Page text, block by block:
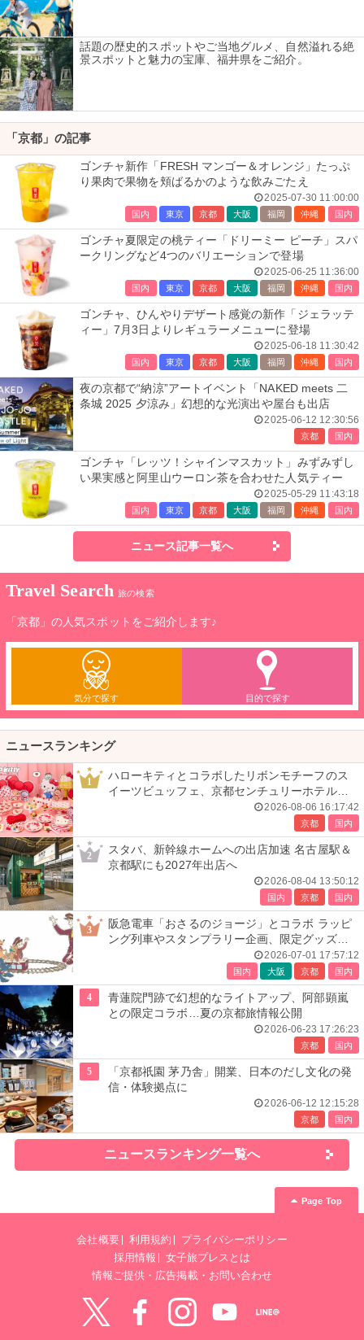
話題の歴史的スポットやご当地グルメ、自然溢れる絶
景スポットと魅力の宝庫、福井県をご紹介。
「京都」の記事
ゴンチャ新作「FRESH マンゴー＆オレンジ」たっぷ
り果肉で果物を頬ばるかのような飲みごたえ
2025-07-30 11:00:00
国内 東京 京都 大阪 福岡 沖縄 国内
ゴンチャ夏限定の桃ティー「ドリーミー ピーチ」スパ
ークリングなど4つのバリエーションで登場
2025-06-25 11:36:00
国内 東京 京都 大阪 福岡 沖縄 国内
ゴンチャ、ひんやりデザート感覚の新作「ジェラッテ
ィー」7月3日よりレギュラーメニューに登場
2025-06-18 11:30:42
国内 東京 京都 大阪 福岡 沖縄 国内
夜の京都で“納涼”アートイベント「NAKED meets 二
条城 2025 夕涼み」幻想的な光演出や屋台も出店
2025-06-12 12:30:56
京都 国内
ゴンチャ「レッツ！シャインマスカット」みずみずし
い果実感と阿里山ウーロン茶を合わせた人気ティー
2025-05-29 11:43:18
国内 東京 京都 大阪 福岡 沖縄 国内
ニュース記事一覧へ
Travel Search 旅の検索
「京都」の人気スポットをご紹介します♪
気分で探す 目的で探す
ニュースランキング
1
ハローキティとコラボしたリボンモチーフのス
イーツビュッフェ、京都センチュリーホテルで
2026-08-06 16:17:42
京都 国内
2
スタバ、新幹線ホームへの出店加速 名古屋駅＆
京都駅にも2027年出店へ
2026-08-04 13:50:12
国内 京都 国内
3
阪急電車「おさるのジョージ」とコラボ ラッピ
ング列車やスタンプラリー企画、限定グッズ全
2026-07-01 17:57:12
国内 大阪 京都 国内
4
青蓮院門跡で幻想的なライトアップ、阿部顕嵐
との限定コラボ…夏の京都旅情報公開
2026-06-23 17:26:23
京都 国内
5
「京都祇園 茅乃舎」開業、日本のだし文化の発
信・体験拠点に
2026-06-12 12:15:28
京都 国内
ニュースランキング一覧へ
Page Top
会社概要 利用規約
プライバシーポリシー
採用情報
女子旅プレスとは
情報ご提供・広告掲載・お問い合わせ